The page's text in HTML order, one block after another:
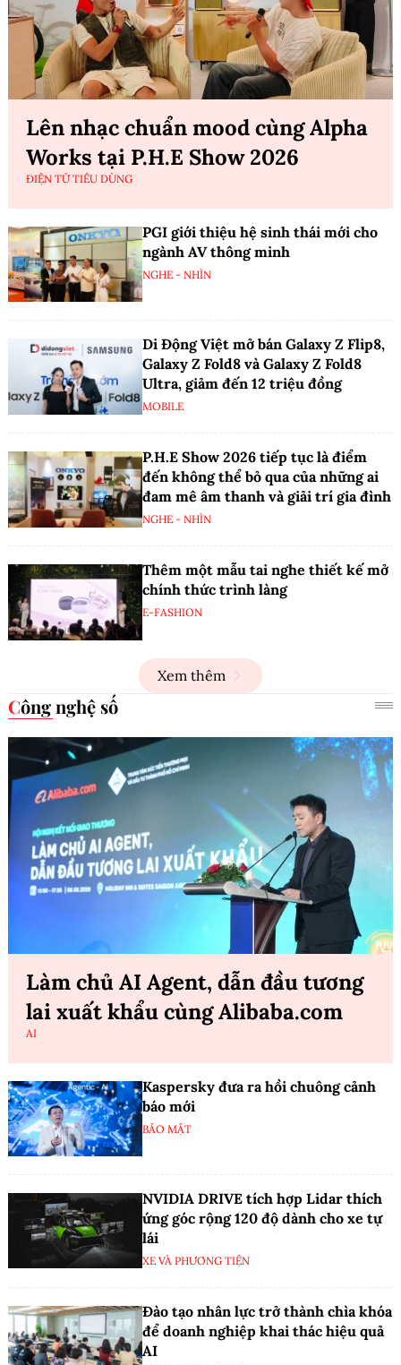
Lên nhạc chuẩn mood cùng Alpha
Works tại P.H.E Show 2026
ĐIỆN TỬ TIÊU DÙNG
PGI giới thiệu hệ sinh thái mới cho
ngành AV thông minh
NGHE - NHÌN
Di Động Việt mở bán Galaxy Z Flip8,
Galaxy Z Fold8 và Galaxy Z Fold8
Ultra, giảm đến 12 triệu đồng
MOBILE
P.H.E Show 2026 tiếp tục là điểm
đến không thể bỏ qua của những ai
đam mê âm thanh và giải trí gia đình
NGHE - NHÌN
Thêm một mẫu tai nghe thiết kế mở
chính thức trình làng
E-FASHION
Xem thêm
Công nghệ số
Làm chủ AI Agent, dẫn đầu tương
lai xuất khẩu cùng Alibaba.com
AI
Kaspersky đưa ra hồi chuông cảnh
báo mới
BẢO MẬT
NVIDIA DRIVE tích hợp Lidar thích
ứng góc rộng 120 độ dành cho xe tự
lái
XE VÀ PHƯƠNG TIỆN
Đào tạo nhân lực trở thành chìa khóa
để doanh nghiệp khai thác hiệu quả
AI